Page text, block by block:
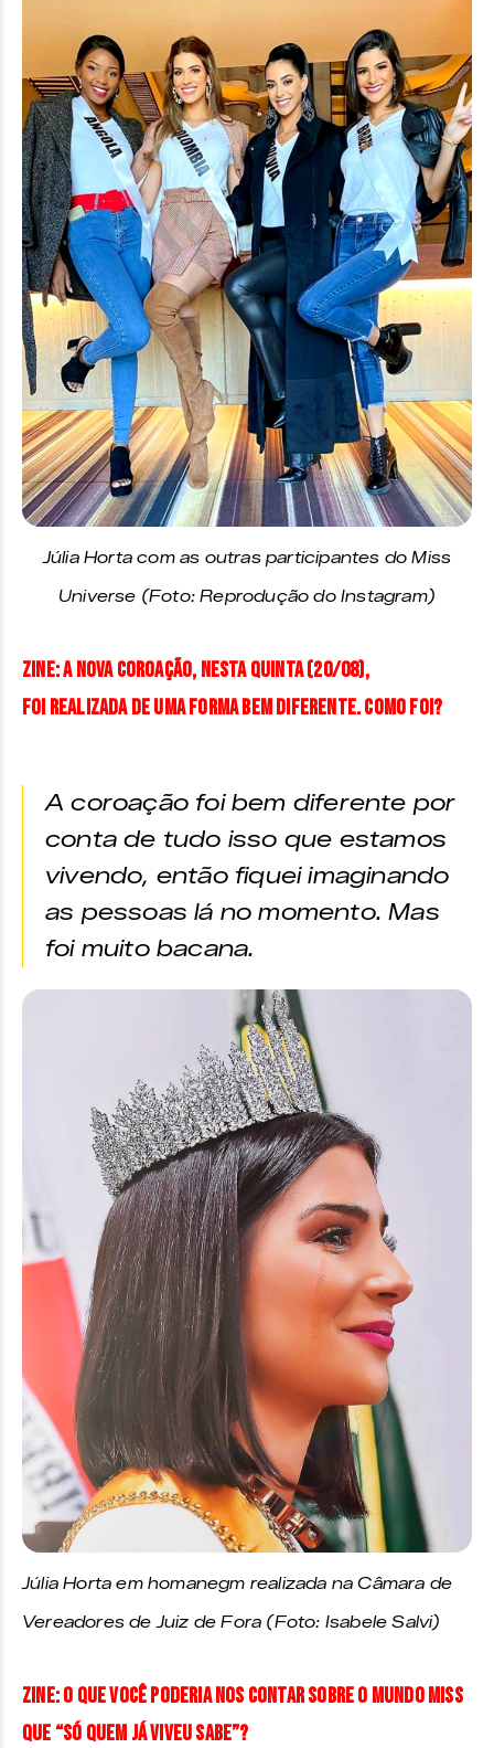
Júlia Horta com as outras participantes do Miss
Universe (Foto: Reprodução do Instagram)
ZINE: A nova coroação, nesta quinta (20/08),
foi realizada de uma forma bem diferente. Como foi?
A coroação foi bem diferente por
conta de tudo isso que estamos
vivendo, então fiquei imaginando
as pessoas lá no momento. Mas
foi muito bacana.
Júlia Horta em homanegm realizada na Câmara de
Vereadores de Juiz de Fora (Foto: Isabele Salvi)
ZINE: O que você poderia nos contar sobre o Mundo Miss
que “só quem já viveu sabe”?